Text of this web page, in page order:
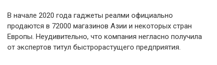
В начале 2020 года гаджеты реалми официально
продаются в 72000 магазинов Азии и некоторых стран
Европы. Неудивительно, что компания негласно получила
от экспертов титул быстрорастущего предприятия.